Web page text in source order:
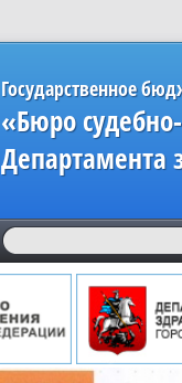
Государственное
«Бюро
Департамента